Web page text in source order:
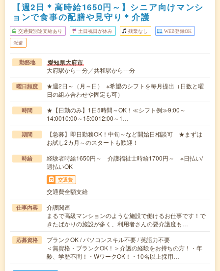
【週2日＊高時給1650円～】シニア向けマンシ
ョンで食事の配膳や見守り＊介護
交通費別途支給あり 土日祝日が休み 残業なし WEB登録OK
派遣
勤務地 愛知県大府市
大府駅から---分／共和駅から---分
曜日頻度
★週2日～（月～日） ※希望のシフトを毎月提出（日数と曜
日の組み合わせや固定も可）
時間
★【日勤のみ】1日5時間～OK！≪シフト例≫9:00～
14:0010:00～15:0012:00～1…
期間
【急募】即日勤務OK！中旬～など開始日相談可 ★まずは
お試し2カ月～のスタートも歓迎！
時給
経験者時給1650円～ 介護福祉士時給1700円～ ※日払い/
週払いOK
交通費
交通費全額支給
仕事内容
介護関連
まるで高級マンションのような施設で働けるお仕事です！で
きたばかりの施設が多く、利用者さんの要介護度も…
応募資格
ブランクOK / パソコンスキル不要 / 英語力不要
＜無資格・ブランクOK！＞介護の経験をお持ちの方！・年
齢、学歴不問！・WワークOK！・10名以上採用…